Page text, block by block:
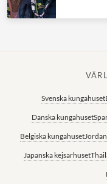
Svenska kungahuset
Danska kungahuset
Belgiska kungahuset
Japanska kejsarhuset